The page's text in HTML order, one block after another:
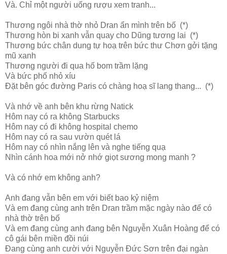
Và. Chỉ một người uống rượu xem tranh...
Thương ngôi nhà thờ nhỏ Dran ẩn mình trên bố (*)
Thương hòn bi xanh vẫn quay cho Dũng tương lai (*)
Thương bức chân dung tự hoạ trên bức thư Chơn gởi tặng
mũ xanh
Thương người đi qua hố bom trầm lặng
Và bức phố nhỏ xíu
Đặt bên góc đường Paris có chàng hoạ sĩ lang thang... (*)
Và nhớ về anh bên khu rừng Natick
Hôm nay có ra không Starbucks
Hôm nay có đi không hospital chemo
Hôm nay có ra sau vườn quét lá
Hôm nay có nhìn nắng lên và nghe tiếng quạ
Nhìn cánh hoa mới nở nhớ giọt sương mong manh ?
Và có nhớ em không anh?
Anh đang vẫn bên em với biết bao kỷ niệm
Và em đang cùng anh trên Dran trầm mặc ngày nào để có
nhà thờ trên bố
Và em đang cùng anh đang bên Nguyễn Xuân Hoàng để có
cô gái bên miền đồi núi
Đang cùng anh cười với Nguyễn Đức Sơn trên đại ngàn